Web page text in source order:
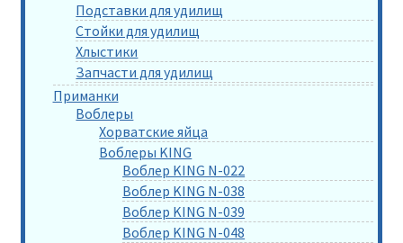
Подставки для удилищ
Стойки для удилищ
Хлыстики
Запчасти для удилищ
Приманки
Воблеры
Хорватские яйца
Воблеры KING
Воблер KING N-022
Воблер KING N-038
Воблер KING N-039
Воблер KING N-048